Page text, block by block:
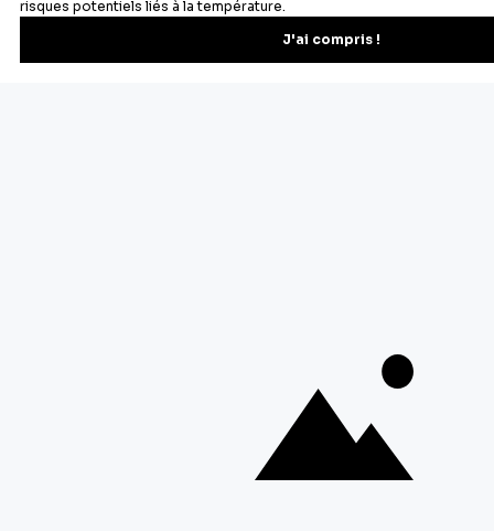
À propos de Cerf Dellier
Conditions générales de ventes